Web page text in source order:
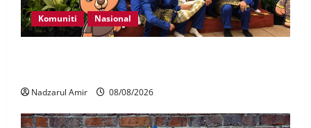
Komuniti Nasional
Nadzarul Amir 08/08/2026